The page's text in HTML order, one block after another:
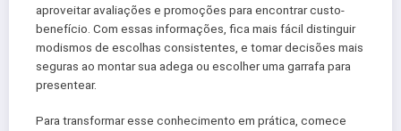
aproveitar avaliações e promoções para encontrar custo-
benefício. Com essas informações, fica mais fácil distinguir
modismos de escolhas consistentes, e tomar decisões mais
seguras ao montar sua adega ou escolher uma garrafa para
presentear.
Para transformar esse conhecimento em prática, comece